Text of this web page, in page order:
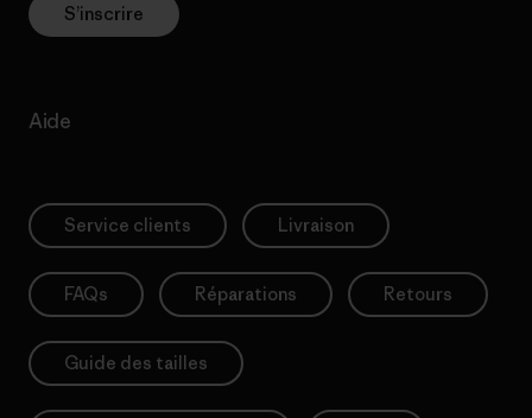
S’inscrire
Aide
Service clients Livraison
FAQs Réparations Retours
Guide des tailles